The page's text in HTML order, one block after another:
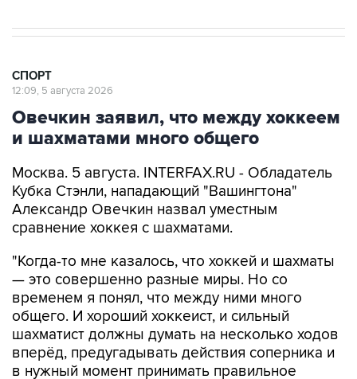
СПОРТ
12:09, 5 августа 2026
Овечкин заявил, что между хоккеем
и шахматами много общего
Москва. 5 августа. INTERFAX.RU - Обладатель
Кубка Стэнли, нападающий "Вашингтона"
Александр Овечкин назвал уместным
сравнение хоккея с шахматами.
"Когда-то мне казалось, что хоккей и шахматы
— это совершенно разные миры. Но со
временем я понял, что между ними много
общего. И хороший хоккеист, и сильный
шахматист должны думать на несколько ходов
вперёд, предугадывать действия соперника и
в нужный момент принимать правильное